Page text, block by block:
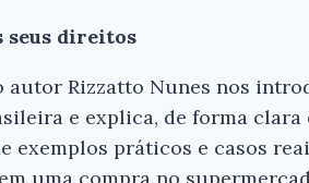
seus direitos
autor Rizzatto Nunes nos
e explica, de forma
exemplos práticos e casos